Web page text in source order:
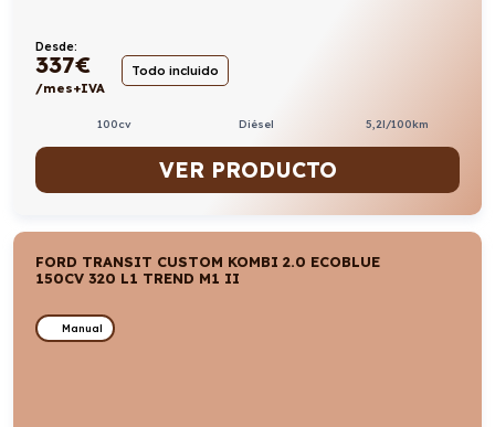
Desde:
337€
/mes+IVA
Todo incluido
100cv Diésel 5,2l/100km
VER PRODUCTO
FORD TRANSIT CUSTOM KOMBI 2.0 ECOBLUE
150CV 320 L1 TREND M1 II
Manual